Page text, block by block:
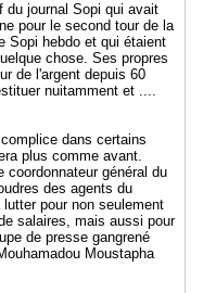
du journal Sopi qui avait
pour le second tour de la
Sopi hebdo et qui étaient
chose. Ses propres
de l'argent depuis 60
nuitamment et ....
dans certains
plus comme avant.
coordonnateur général du
des agents du
pour non seulement
salaires, mais aussi pour
de presse gangrené
Moustapha